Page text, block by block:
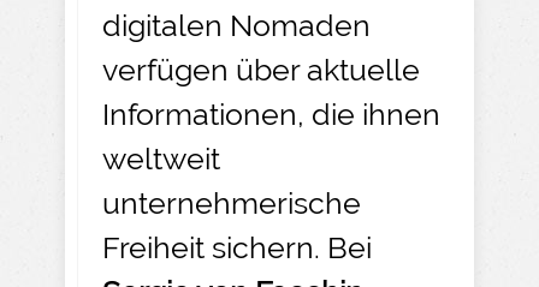
digitalen Nomaden
verfügen über aktuelle
Informationen, die ihnen
weltweit
unternehmerische
Freiheit sichern. Bei